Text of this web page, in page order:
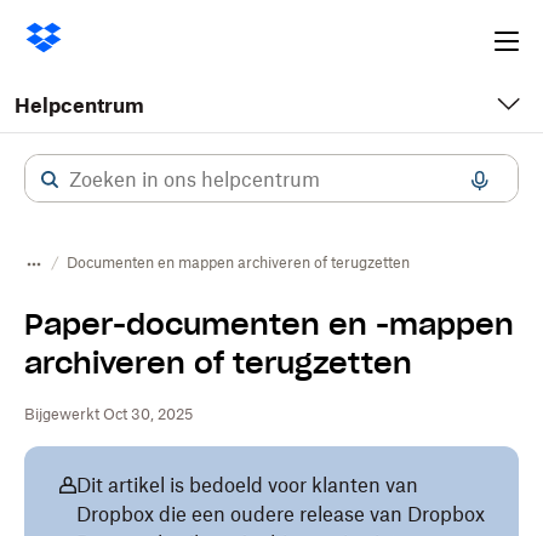
Helpcentrum
Documenten en mappen archiveren of terugzetten
Paper-documenten en -mappen
archiveren of terugzetten
Bijgewerkt Oct 30, 2025
Dit artikel is bedoeld voor klanten van
Dropbox die een oudere release van Dropbox